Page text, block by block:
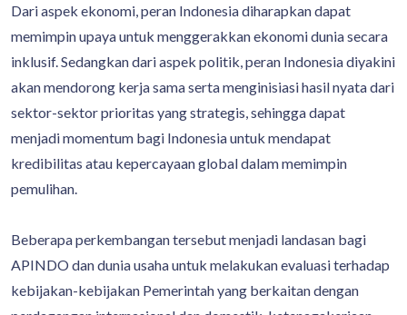
Dari aspek ekonomi, peran Indonesia diharapkan dapat
memimpin upaya untuk menggerakkan ekonomi dunia secara
inklusif. Sedangkan dari aspek politik, peran Indonesia diyakini
akan mendorong kerja sama serta menginisiasi hasil nyata dari
sektor-sektor prioritas yang strategis, sehingga dapat
menjadi momentum bagi Indonesia untuk mendapat
kredibilitas atau kepercayaan global dalam memimpin
pemulihan.
Beberapa perkembangan tersebut menjadi landasan bagi
APINDO dan dunia usaha untuk melakukan evaluasi terhadap
kebijakan-kebijakan Pemerintah yang berkaitan dengan